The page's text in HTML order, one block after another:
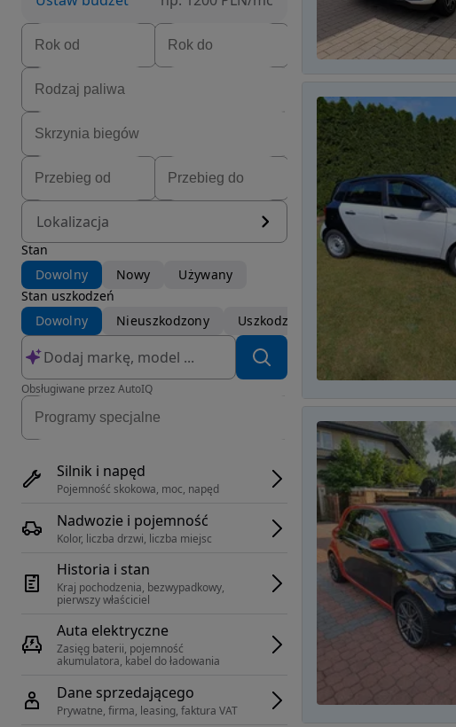
Lokalizacja
Stan
Dowolny
Nowy
Używany
Stan uszkodzeń
Dowolny
Nieuszkodzony Uszkodzony
Obsługiwane przez AutoIQ
Silnik i napęd
Pojemność skokowa, moc, napęd
Nadwozie i pojemność
Kolor, liczba drzwi, liczba miejsc
Historia i stan
Kraj pochodzenia, bezwypadkowy,
pierwszy właściciel
Auta elektryczne
Zasięg baterii, pojemność
akumulatora, kabel do ładowania
Dane sprzedającego
Prywatne, firma, leasing, faktura VAT